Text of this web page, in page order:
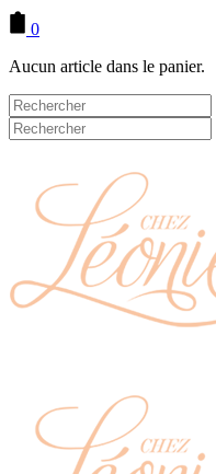
0
Aucun article dans le panier.